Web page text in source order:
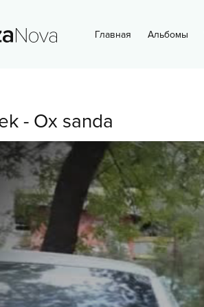
Главная Альбомы
- Ox sanda